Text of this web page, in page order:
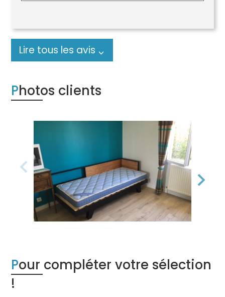
Lire tous les avis
Photos clients
Pour compléter votre sélection
!